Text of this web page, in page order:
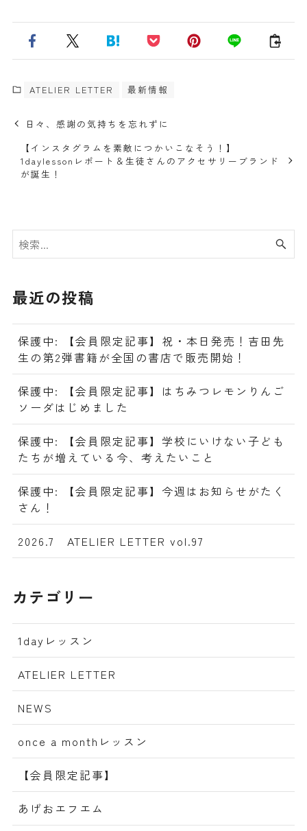
ATELIER LETTER 最新情報
日々、感謝の気持ちを忘れずに
【インスタグラムを素敵につかいこなそう！】
1daylessonレポート＆生徒さんのアクセサリーブランド
が誕生！
最近の投稿
保護中: 【会員限定記事】祝・本日発売！吉田先
生の第2弾書籍が全国の書店で販売開始！
保護中: 【会員限定記事】はちみつレモンりんご
ソーダはじめました
保護中: 【会員限定記事】学校にいけない子ども
たちが増えている今、考えたいこと
保護中: 【会員限定記事】今週はお知らせがたく
さん！
2026.7 ATELIER LETTER vol.97
カテゴリー
1dayレッスン
ATELIER LETTER
NEWS
once a monthレッスン
【会員限定記事】
あげおエフエム